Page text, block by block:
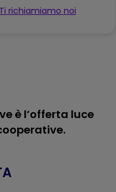
Ti richiamiamo noi
è l’offerta luce